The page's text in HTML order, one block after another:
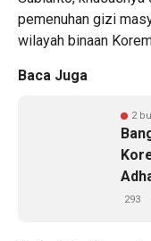
pemenuhan gizi
wilayah binaan
Baca Juga
2
293